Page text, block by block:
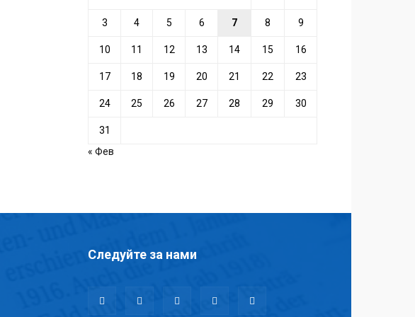
3 4 5 6 7 8 9
10 11 12 13 14 15 16
17 18 19 20 21 22 23
24 25 26 27 28 29 30
31
« Фев
Следуйте за нами